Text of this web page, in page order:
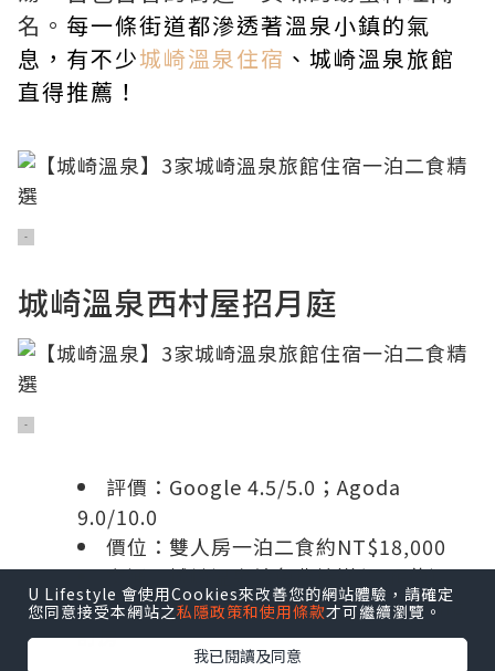
名。 每一條街道都滲透著溫泉小鎮的氣
息，有不少城崎溫泉住宿 、城崎溫泉旅館
直得推薦！
城崎溫泉西村屋招月庭
評價：Google 4.5/5.0；Agoda
9.0/10.0
價位：雙人房一泊二食約NT$18,000
交通：城崎溫泉站免費接送(需預約)
查詢空房：Agoda隱藏優惠｜Booking
訂房
U Lifestyle 會使用Cookies來改善您的網站體驗，請確定
您同意接受本網站之私隱政策和使用條款才可繼續瀏覽。
我已閱讀及同意